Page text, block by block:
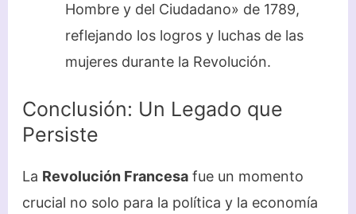
Hombre y del Ciudadano» de 1789,
reflejando los logros y luchas de las
mujeres durante la Revolución.
Conclusión: Un Legado que
Persiste
La Revolución Francesafue un momento
crucial no solo para la política y la economía